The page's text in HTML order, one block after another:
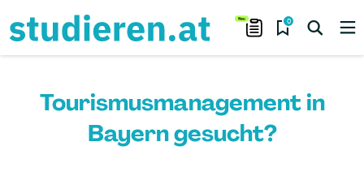
0
Tourismusmanagement in
Bayern gesucht?